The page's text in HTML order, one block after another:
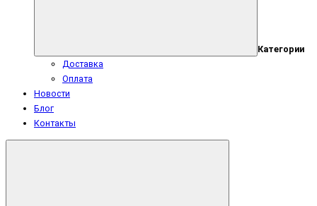
Категории
Доставка
Оплата
Новости
Блог
Контакты